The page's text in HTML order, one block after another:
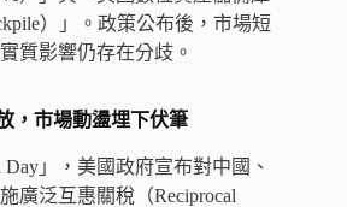
）」。政策公布後，市場短
質影響仍存在分歧。
，市場動盪埋下伏筆
Day」，美國政府宣布對中國、
廣泛互惠關稅（Reciprocal